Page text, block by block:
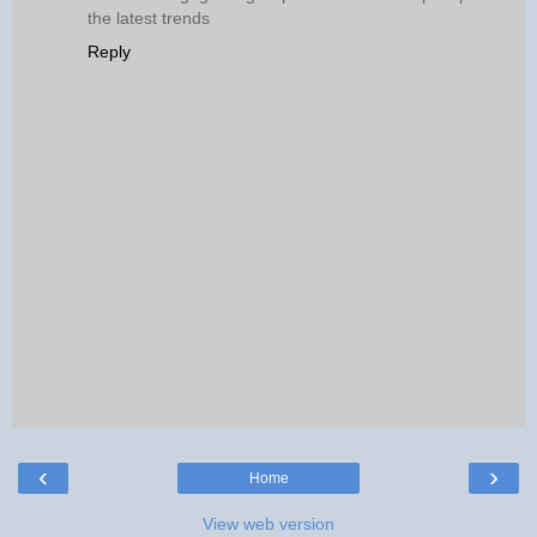
the latest trends
Reply
‹ ›
Home
View web version